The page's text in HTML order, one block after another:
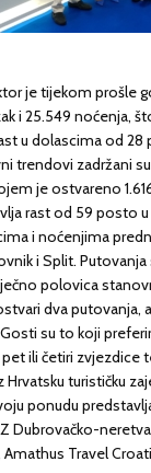
je tijekom prošle
i 25.549 noćenja,
u dolascima od
trendovi zadržani
je ostvareno
rast od 59 posto
i noćenjima
i Split. Putovanja
polovica
dva putovanja,
su to koji
ili četiri zvjezdice
Hrvatsku turističku
ponudu
Dubrovačko-
Amathus Travel